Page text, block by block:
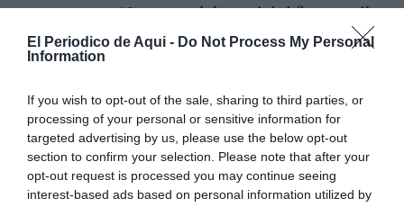
El Periodico de Aqui - Do Not Process My Personal
Information
If you wish to opt-out of the sale, sharing to third parties, or
processing of your personal or sensitive information for
targeted advertising by us, please use the below opt-out
section to confirm your selection. Please note that after your
opt-out request is processed you may continue seeing
interest-based ads based on personal information utilized by
rua que recorre 18 carrers del municipi fins a arribar a
l'Ajuntament d'Elx.